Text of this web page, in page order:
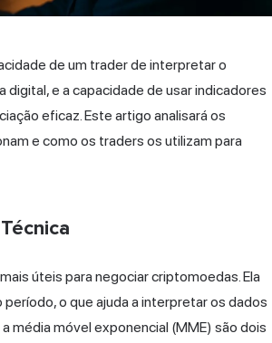
de um trader de interpretar o
digital, e a capacidade de usar indicadores
eficaz. Este artigo analisará os
e como os traders os utilizam para
úteis para negociar criptomoedas. Ela
o que ajuda a interpretar os dados
média móvel exponencial (MME) são dois